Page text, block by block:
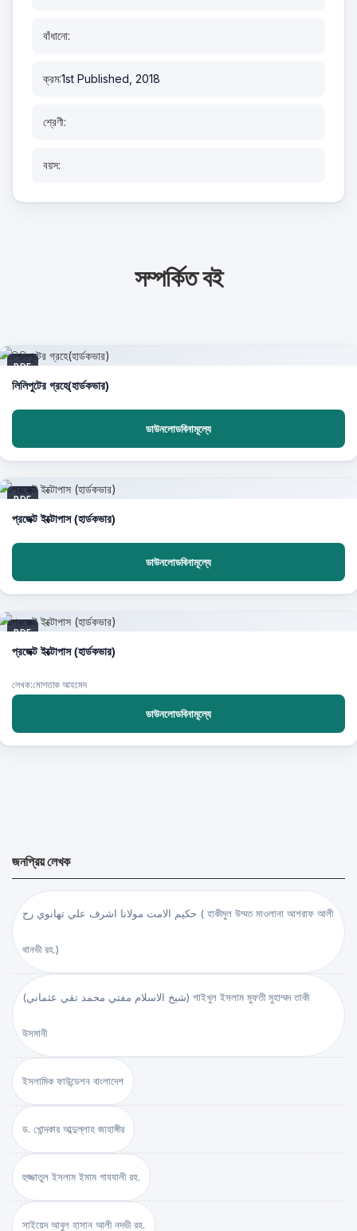
বাঁধানো:
ক্রম:1st Published, 2018
শ্রেণী:
বয়স:
সম্পর্কিত বই
PDF
লিলিপুটের গ্রহে(হার্ডকভার)
ডাউনলোডবিনামূল্যে
PDF
প্রজেক্ট ইক্টোপাস (হার্ডকভার)
ডাউনলোডবিনামূল্যে
PDF
প্রজেক্ট ইক্টোপাস (হার্ডকভার)
লেখক:মোশতাক আহমেদ
ডাউনলোডবিনামূল্যে
জনপ্রিয় লেখক
حكيم الامت مولانا اشرف علي تهانوي رح ( হাকীমুল উম্মত মাওলানা আশরাফ আলী
থানভী রহ.)
(شيخ الاسلام مفتي محمد تقي عثماني) শাইখুল ইসলাম মুফতী মুহাম্মদ তাকী
উসমানী
ইসলামিক ফাউন্ডেশন বাংলাদেশ
ড. খোন্দকার আব্দুল্লাহ জাহাঙ্গীর
হুজ্জাতুল ইসলাম ইমাম গাযযালী রহ.
সাইয়েদ আবুল হাসান আলী নদভী রহ.